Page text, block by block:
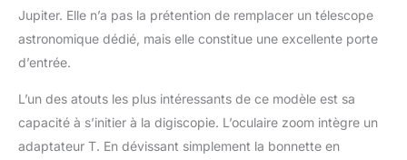
Jupiter. Elle n’a pas la prétention de remplacer un télescope
astronomique dédié, mais elle constitue une excellente porte
d’entrée.
L’un des atouts les plus intéressants de ce modèle est sa
capacité à s’initier à la digiscopie. L’oculaire zoom intègre un
adaptateur T. En dévissant simplement la bonnette en